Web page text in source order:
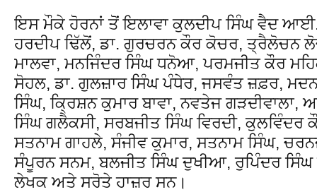
ਇਸ ਮੌਕੇ ਹੋਰਨਾਂ ਤੋਂ ਇਲਾਵਾ ਕੁਲਦੀਪ ਸਿੰਘ ਵੈਦ
ਹਰਦੀਪ ਢਿੱਲੋਂ, ਡਾ. ਗੁਰਚਰਨ ਕੌਰ ਕੋਚਰ, ਤ੍ਰੈਲੋਚਨ
ਮਾਲਵਾ, ਮਨਜਿੰਦਰ ਸਿੰਘ ਧਨੋਆ, ਪਰਮਜੀਤ ਕੌਰ
ਸੋਹਲ, ਡਾ. ਗੁਲਜ਼ਾਰ ਸਿੰਘ ਪੰਧੇਰ, ਜਸਵੰਤ ਜ਼ਫ਼ਰ, ਮਦਨ
ਸਿੰਘ, ਕ੍ਰਿਸ਼ਨ ਕੁਮਾਰ ਬਾਵਾ, ਨਵਤੇਜ ਗੜਦੀਵਾਲਾ,
ਸਿੰਘ ਗਲੈਕਸੀ, ਸਰਬਜੀਤ ਸਿੰਘ ਵਿਰਦੀ, ਕੁਲਵਿੰਦਰ
ਸਤਨਾਮ ਗਾਹਲੇ, ਸੰਜੀਵ ਕੁਮਾਰ, ਸਤਨਾਮ ਸਿੰਘ,
ਸੰਪੂਰਨ ਸਨਮ, ਬਲਜੀਤ ਸਿੰਘ ਦੁਖੀਆ, ਰੁਪਿੰਦਰ ਸਿੰਘ
ਲੇਖਕ ਅਤੇ ਸਰੋਤੇ ਹਾਜ਼ਰ ਸਨ।